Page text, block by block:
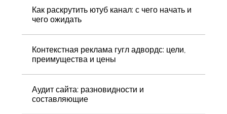
Как раскрутить ютуб канал: с чего начать и
чего ожидать
Контекстная реклама гугл адвордс: цели,
преимущества и цены
Аудит сайта: разновидности и
составляющие